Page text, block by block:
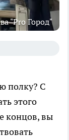
"Pro Город"
полку? С
этого
концов, вы